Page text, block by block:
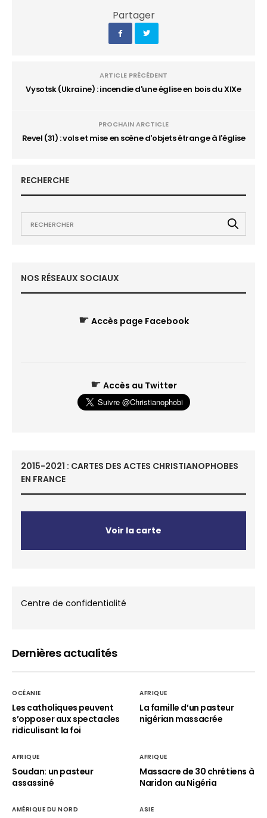
Partager
ARTICLE PRÉCÉDENT
Vysotsk (Ukraine) : incendie d'une église en bois du XIXe
PROCHAIN ARCTICLE
Revel (31) : vols et mise en scène d'objets étrange à l'église
RECHERCHE
NOS RÉSEAUX SOCIAUX
☛ Accès page Facebook
☛ Accès au Twitter
2015-2021 : CARTES DES ACTES CHRISTIANOPHOBES
EN FRANCE
Voir la carte
Centre de confidentialité
Dernières actualités
OCÉANIE
Les catholiques peuvent
s’opposer aux spectacles
ridiculisant la foi
AFRIQUE
La famille d’un pasteur
nigérian massacrée
AFRIQUE
Soudan: un pasteur
assassiné
AFRIQUE
Massacre de 30 chrétiens à
Naridon au Nigéria
AMÉRIQUE DU NORD ASIE